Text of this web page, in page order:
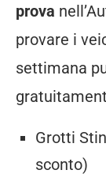
prova
provare i
settimana
Grotti
sconto)